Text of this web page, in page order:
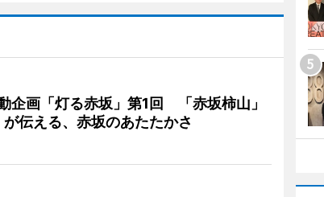
企画「灯る赤坂」第1回 「赤坂柿山」
が伝える、赤坂のあたたかさ